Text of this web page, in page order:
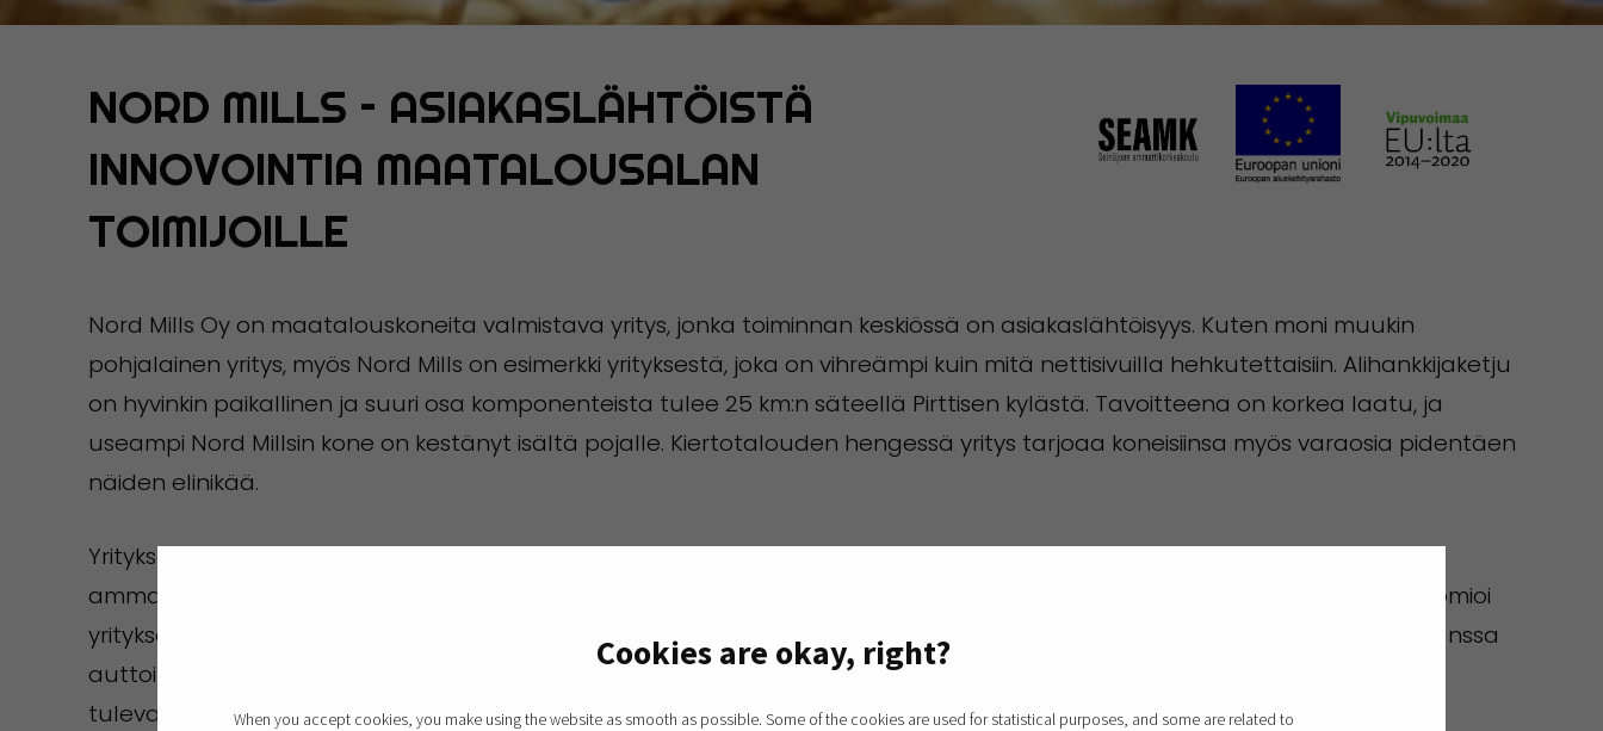
Cookies are okay, right?
When you accept cookies, you make using the website as smooth as possible. Some of the cookies are used for statistical purposes, and some are related to
NORD MILLS – ASIAKASLÄHTÖISTÄ
INNOVOINTIA MAATALOUSALAN
TOIMIJOILLE
Nord Mills Oy on maatalouskoneita valmistava yritys, jonka toiminnan keskiössä on asiakaslähtöisyys. Kuten moni muukin
pohjalainen yritys, myös Nord Mills on esimerkki yrityksestä, joka on vihreämpi kuin mitä nettisivuilla hehkutettaisiin. Alihankkijaketju
on hyvinkin paikallinen ja suuri osa komponenteista tulee 25 km:n säteellä Pirttisen kylästä. Tavoitteena on korkea laatu, ja
useampi Nord Millsin kone on kestänyt isältä pojalle. Kiertotalouden hengessä yritys tarjoaa koneisiinsa myös varaosia pidentäen
näiden elinikää.
Yrityksen markkinointi oli kuitenkin kaivannut uutta lähestymistapaa, ja tähän haasteeseen Nord Mills sai apua Seinäjoen
ammattikorkeakoulun markkinoinnin opiskelijoilta. Opiskelijaryhmä laati yritykselle kattavan markkinointistrategian, joka huomioi
yrityksen vahvuudet, kuten asiakaslähtöisyyden, energiatehokkuuden ja paikallisuuden. Yhteistyö SeAMKin opiskelijoiden kanssa
auttoi Nord Millsia kehittämään brändiään ja luomaan suunnitelmallisen otteen markkinointiin, mikä tukee yrityksen
tulevaisuuden kasvua ja asiakaskunnan laajentamista.